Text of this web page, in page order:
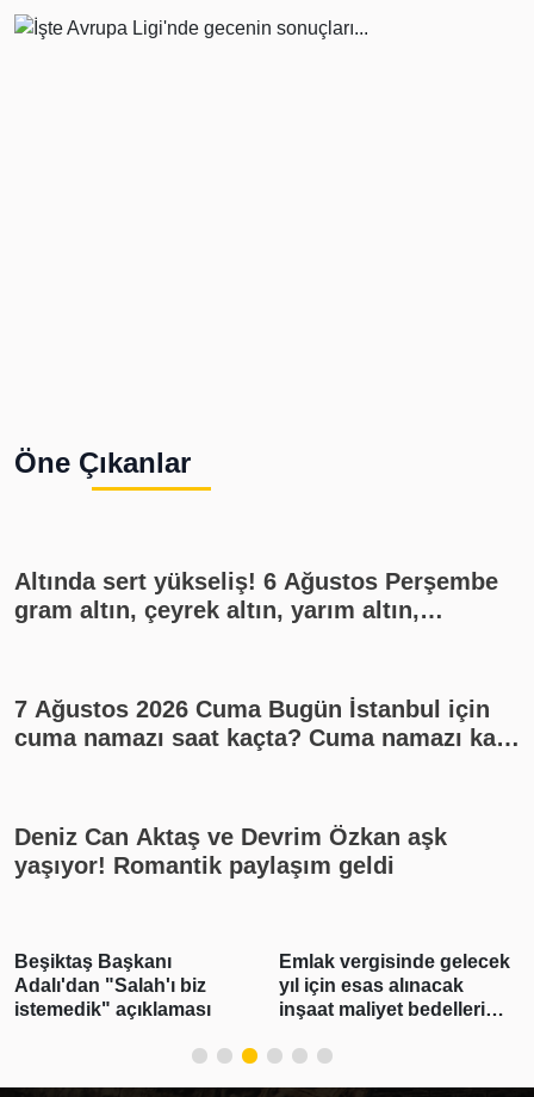
Öne Çıkanlar
Altında sert yükseliş! 6 Ağustos Perşembe
gram altın, çeyrek altın, yarım altın,
7 Ağustos 2026 Cuma Bugün İstanbul için
cuma namazı saat kaçta? Cuma namazı kaç
Deniz Can Aktaş ve Devrim Özkan aşk
yaşıyor! Romantik paylaşım geldi
Beşiktaş Başkanı
Adalı'dan "Salah'ı biz
istemedik" açıklaması
Emlak vergisinde gelecek
yıl için esas alınacak
inşaat maliyet bedelleri